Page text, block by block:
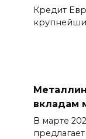
Кредит
вкладам
В марте